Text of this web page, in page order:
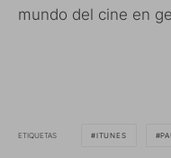
mundo del cine en
ETIQUETAS ITUNES